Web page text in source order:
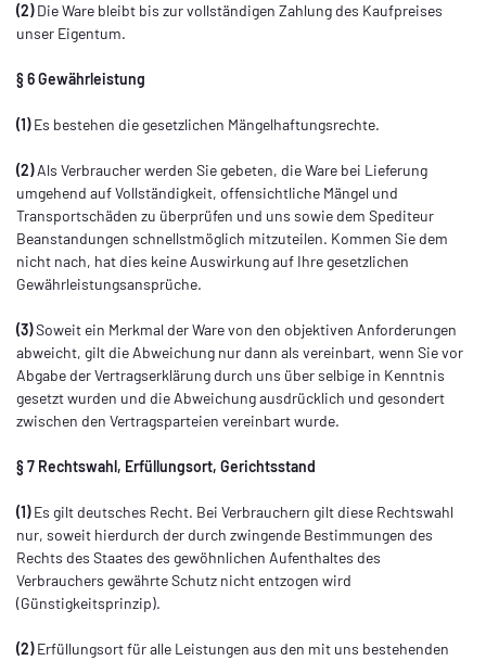
(2)Die Ware bleibt bis zur vollständigen Zahlung des Kaufpreises
unser Eigentum.
§ 6 Gewährleistung
(1)Es bestehen die gesetzlichen Mängelhaftungsrechte.
(2)Als Verbraucher werden Sie gebeten, die Ware bei Lieferung
umgehend auf Vollständigkeit, offensichtliche Mängel und
Transportschäden zu überprüfen und uns sowie dem Spediteur
Beanstandungen schnellstmöglich mitzuteilen. Kommen Sie dem
nicht nach, hat dies keine Auswirkung auf Ihre gesetzlichen
Gewährleistungsansprüche.
(3)Soweit ein Merkmal der Ware von den objektiven Anforderungen
abweicht, gilt die Abweichung nur dann als vereinbart, wenn Sie vor
Abgabe der Vertragserklärung durch uns über selbige in Kenntnis
gesetzt wurden und die Abweichung ausdrücklich und gesondert
zwischen den Vertragsparteien vereinbart wurde.
§ 7 Rechtswahl, Erfüllungsort, Gerichtsstand
(1)Es gilt deutsches Recht. Bei Verbrauchern gilt diese Rechtswahl
nur, soweit hierdurch der durch zwingende Bestimmungen des
Rechts des Staates des gewöhnlichen Aufenthaltes des
Verbrauchers gewährte Schutz nicht entzogen wird
(Günstigkeitsprinzip).
(2)Erfüllungsort für alle Leistungen aus den mit uns bestehenden